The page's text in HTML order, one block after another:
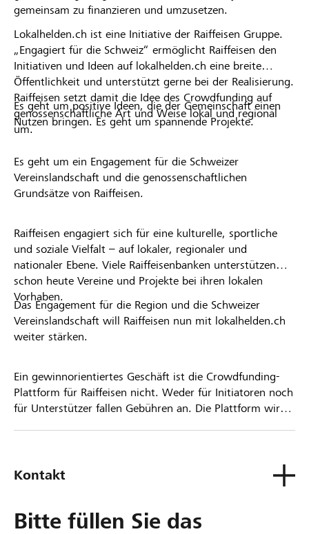
gemeinsam zu finanzieren und umzusetzen.
Lokalhelden.ch ist eine Initiative der Raiffeisen Gruppe.
„Engagiert für die Schweiz“ ermöglicht Raiffeisen den
Initiativen und Ideen auf lokalhelden.ch eine breite
Öffentlichkeit und unterstützt gerne bei der Realisierung.
Raiffeisen setzt damit die Idee des Crowdfunding auf
genossenschaftliche Art und Weise lokal und regional
um.
Es geht um positive Ideen, die der Gemeinschaft einen
Nutzen bringen. Es geht um spannende Projekte.
Es geht um ein Engagement für die Schweizer
Vereinslandschaft und die genossenschaftlichen
Grundsätze von Raiffeisen.
Raiffeisen engagiert sich für eine kulturelle, sportliche
und soziale Vielfalt – auf lokaler, regionaler und
nationaler Ebene. Viele Raiffeisenbanken unterstützen
schon heute Vereine und Projekte bei ihren lokalen
Vorhaben.
Das Engagement für die Region und die Schweizer
Vereinslandschaft will Raiffeisen nun mit lokalhelden.ch
weiter stärken.
Ein gewinnorientiertes Geschäft ist die Crowdfunding-
Plattform für Raiffeisen nicht. Weder für Initiatoren noch
für Unterstützer fallen Gebühren an. Die Plattform wird
Kontakt
Bitte füllen Sie das